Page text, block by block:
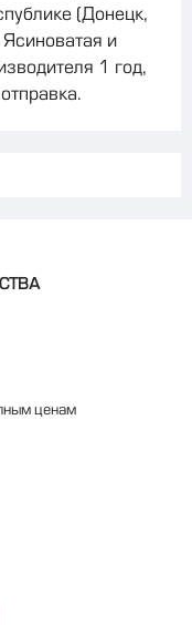
(Донецк,
и
1 год,
ценам